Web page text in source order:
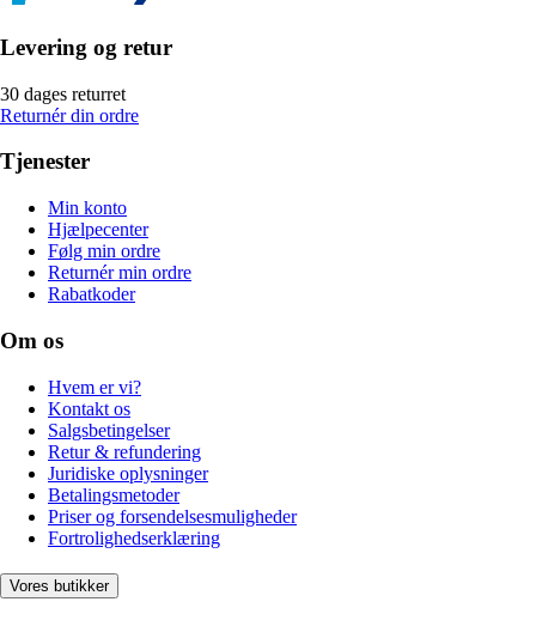
Levering og retur
30 dages returret
Returnér din ordre
Tjenester
Min konto
Hjælpecenter
Følg min ordre
Returnér min ordre
Rabatkoder
Om os
Hvem er vi?
Kontakt os
Salgsbetingelser
Retur & refundering
Juridiske oplysninger
Betalingsmetoder
Priser og forsendelsesmuligheder
Fortrolighedserklæring
Vores butikker